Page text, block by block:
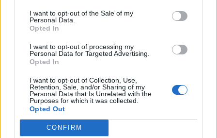
I want to opt-out of the Sale of my
Personal Data.
Opted In
I want to opt-out of processing my
Personal Data for Targeted Advertising.
Opted In
I want to opt-out of Collection, Use,
Retention, Sale, and/or Sharing of my
Personal Data that Is Unrelated with the
Purposes for which it was collected.
Opted Out
CONFIRM
Παραλύει η χώρα από τη 24ωρη απεργία
ΓΣΕΕ και ΑΔΕΔΥ ενάντια στο νέο εργασιακό
νομοσχέδιο
01.10.25
Δημόσιοι υπάλληλοι, γιατροί, εκπαιδευτικοί, δικαστικοί
υπάλληλοι, ταξιτζήδες και ναυτεργάτες συμμετέχουν στη
σημερινή πανελλαδική κινητοποίηση, που μπλοκάρει
μεταφορές και υπηρεσίες. Στο επίκεντρο των